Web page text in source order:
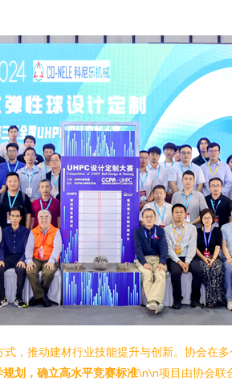
，推动建材行业技能提升与创新。协会在
规划，确立高水平竞赛标准\n\n项目由协会联